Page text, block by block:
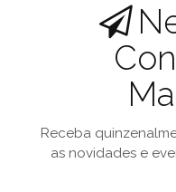
Receba
as novidades e